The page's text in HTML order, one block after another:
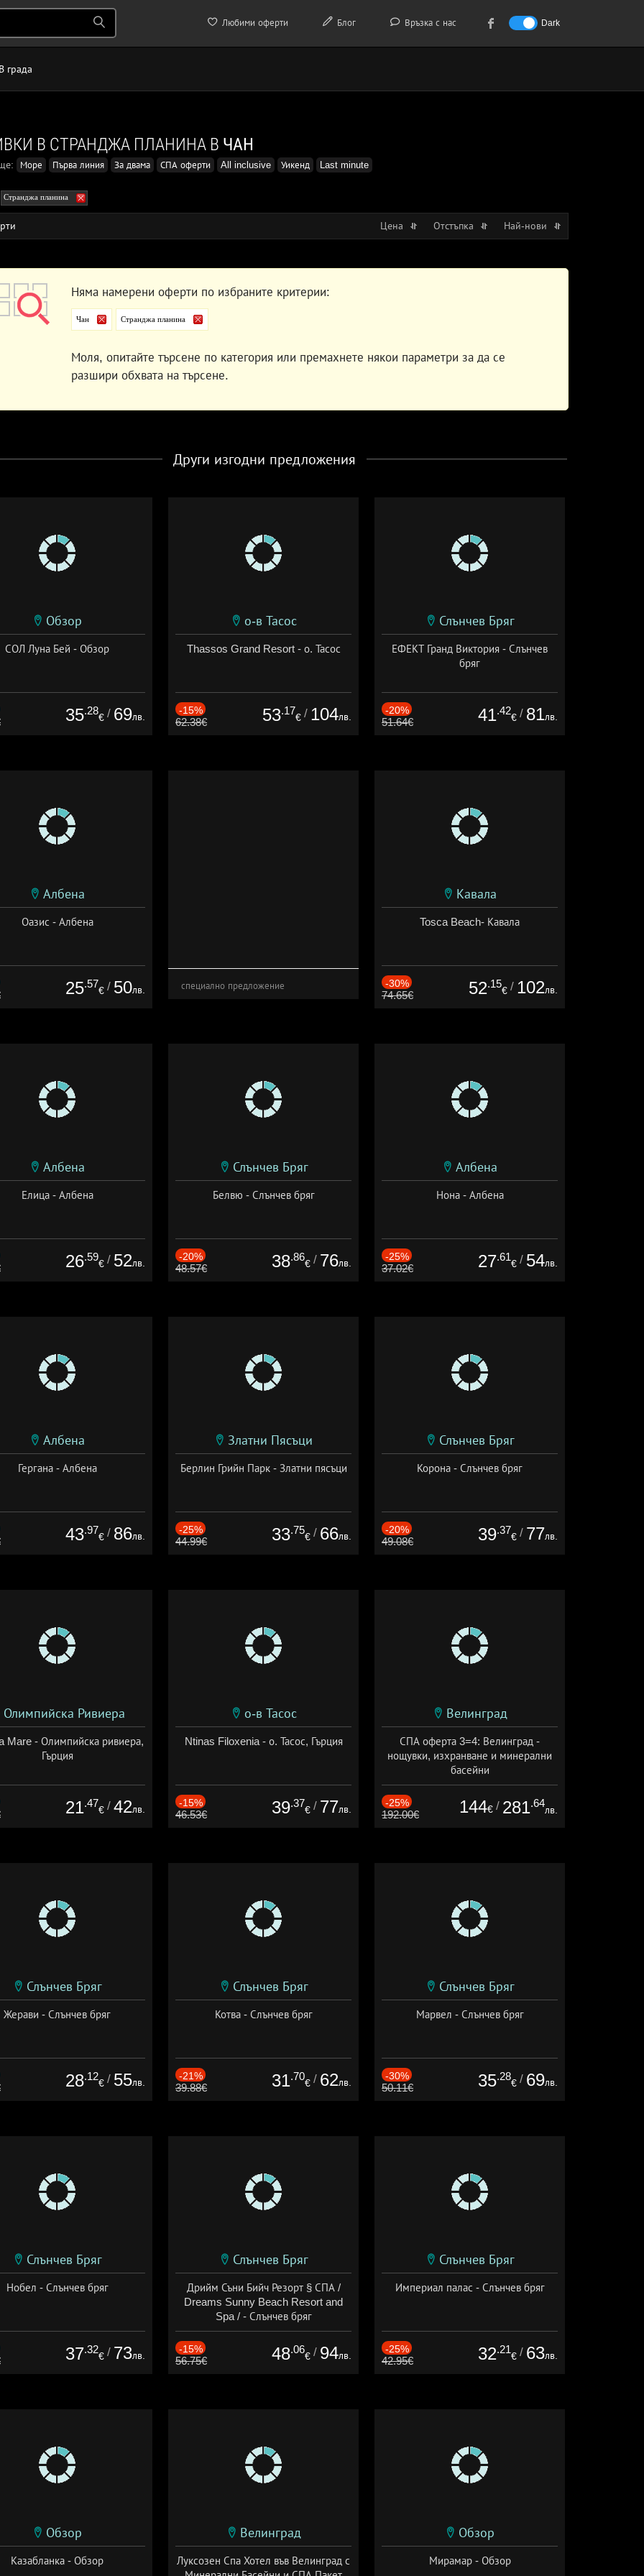
Любими оферти Блог Връзка с нас Dark
В града
В СТРАНДЖА ПЛАНИНА В ЧАН
Море Първа линия За двама СПА оферти All inclusive Уикенд Last minute
Странджа планина
Цена Отстъпка Най-нови
Няма намерени оферти по избраните критерии:
Чан Странджа планина
Моля, опитайте търсене по категория или премахнете някои параметри за да се
разшири обхвата на търсене.
Други изгодни предложения
Обзор
СОЛ Луна Бей - Обзор
35.28
€ / 69лв.
о-в Тасос
Thassos Grand Resort - о. Тасос
-15%
62.38€ 53.17
€ / 104лв.
Слънчев Бряг
ЕФЕКТ Гранд Виктория - Слънчев
бряг
-20%
51.64€ 41.42
€ / 81лв.
Албена
Оазис - Албена
25.57
€ / 50лв. специално предложение
Кавала
Tosca Beach- Кавала
-30%
74.65€ 52.15
€ / 102лв.
Албена
Елица - Албена
26.59
€ / 52лв.
Слънчев Бряг
Белвю - Слънчев бряг
-20%
48.57€ 38.86
€ / 76лв.
Албена
Нона - Албена
-25%
37.02€ 27.61
€ / 54лв.
Албена
Гергана - Албена
43.97
€ / 86лв.
Златни Пясъци
Берлин Грийн Парк - Златни пясъци
-25%
44.99€ 33.75
€ / 66лв.
Слънчев Бряг
Корона - Слънчев бряг
-20%
49.08€ 39.37
€ / 77лв.
Олимпийска Ривиера
Mare - Олимпийска ривиера,
Гърция
21.47
€ / 42лв.
о-в Тасос
Ntinas Filoxenia - о. Тасос, Гърция
-15%
46.53€ 39.37
€ / 77лв.
Велинград
СПА оферта 3=4: Велинград -
нощувки, изхранване и минерални
басейни
Дата: 01.07 - 30.09 + полупансион
-25%
192.00€ 144€ / 281.64
лв.
Слънчев Бряг
Жерави - Слънчев бряг
28.12
€ / 55лв.
Слънчев Бряг
Котва - Слънчев бряг
-21%
39.88€ 31.70
€ / 62лв.
Слънчев Бряг
Марвел - Слънчев бряг
-30%
50.11€ 35.28
€ / 69лв.
Слънчев Бряг
Нобел - Слънчев бряг
37.32
€ / 73лв.
Слънчев Бряг
Дрийм Съни Бийч Резорт § СПА /
Dreams Sunny Beach Resort and
Spa / - Слънчев бряг
-15%
56.75€ 48.06
€ / 94лв.
Слънчев Бряг
Империал палас - Слънчев бряг
-25%
42.95€ 32.21
€ / 63лв.
Обзор
Казабланка - Обзор
Велинград
Луксозен Спа Хотел във Велинград с
Обзор
Мирамар - Обзор